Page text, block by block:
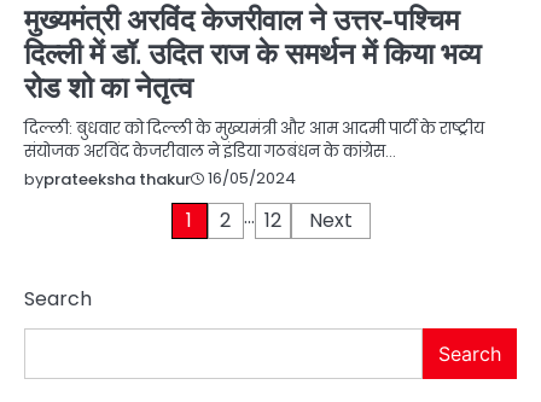
मुख्यमंत्री अरविंद केजरीवाल ने उत्तर-पश्चिम
दिल्ली में डॉ. उदित राज के समर्थन में किया भव्य
रोड शो का नेतृत्व
दिल्ली: बुधवार को दिल्ली के मुख्यमंत्री और आम आदमी पार्टी के राष्ट्रीय
संयोजक अरविंद केजरीवाल ने इंडिया गठबंधन के कांग्रेस…
byprateeksha thakur 16/05/2024
1 2 … 12 Next
Search
Search